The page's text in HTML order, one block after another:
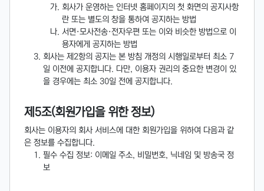
회사가 운영하는 인터넷 홈페이지의 첫 화면의 공지사항
란 또는 별도의 창을 통하여 공지하는 방법
서면·모사전송·전자우편 또는 이와 비슷한 방법으로 이
용자에게 공지하는 방법
회사는 제2항의 공지는 본 방침 개정의 시행일로부터 최소 7
일 이전에 공지합니다. 다만, 이용자 권리의 중요한 변경이 있
을 경우에는 최소 30일 전에 공지합니다.
제5조(회원가입을 위한 정보)
회사는 이용자의 회사 서비스에 대한 회원가입을 위하여 다음과 같
은 정보를 수집합니다.
필수 수집 정보: 이메일 주소, 비밀번호, 닉네임 및 방송국 정
보